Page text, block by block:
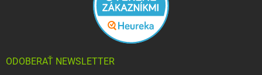
ODOBERAŤ NEWSLETTER